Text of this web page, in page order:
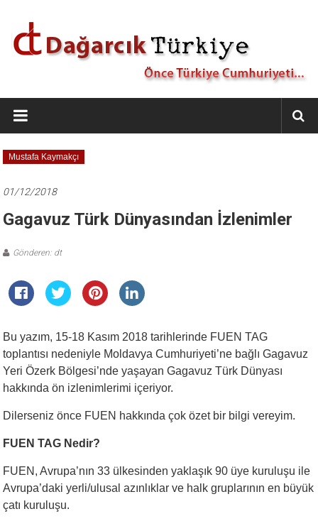
Dağarcık
Türkiye
Önce
Türkiye
Mustafa Kaymakçı
01/12/2018
Gagavuz Türk Dünyasından İzlenimler
Gönderen: dt
Bu yazım, 15-18 Kasım 2018 tarihlerinde FUEN TAG
toplantısı nedeniyle Moldavya Cumhuriyeti’ne bağlı Gagavuz
Yeri Özerk Bölgesi’nde yaşayan Gagavuz Türk Dünyası
hakkında ön izlenimlerimi içeriyor.
Dilerseniz önce FUEN hakkında çok özet bir bilgi vereyim.
FUEN TAG Nedir?
FUEN, Avrupa’nın 33 ülkesinden yaklaşık 90 üye kuruluşu ile
Avrupa’daki yerli/ulusal azınlıklar ve halk gruplarının en büyük
çatı kuruluşu.